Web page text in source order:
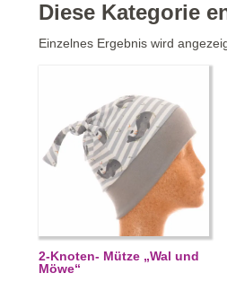
Diese Kategorie
Einzelnes Ergebnis wird
2-Knoten- Mütze „Wal und
Möwe“